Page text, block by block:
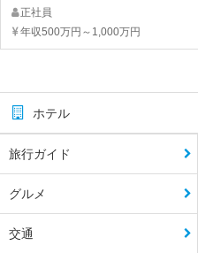
正社員
年収500万円～1,000万円
ホテル
旅行ガイド
グルメ
交通